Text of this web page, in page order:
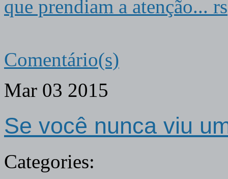
que prendiam a atenção... rs
Comentário(s)
Mar 03 2015
Se você nunca viu
Categories: